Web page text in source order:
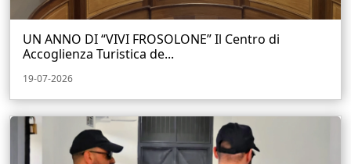
UN ANNO DI “VIVI FROSOLONE” Il Centro di
Accoglienza Turistica de...
19-07-2026